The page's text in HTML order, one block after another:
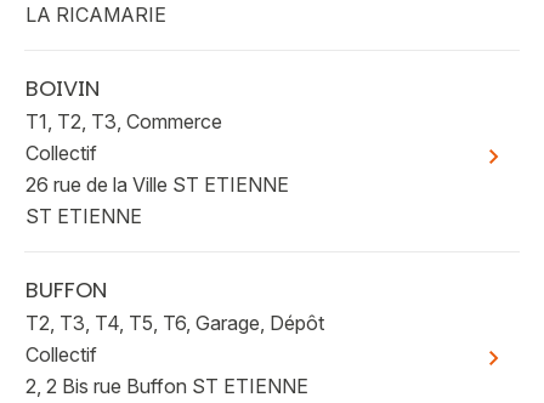
LA RICAMARIE
BOIVIN
T1, T2, T3, Commerce
Collectif
26 rue de la Ville ST ETIENNE
ST ETIENNE
Voir
BUFFON
T2, T3, T4, T5, T6, Garage, Dépôt
Collectif
2, 2 Bis rue Buffon ST ETIENNE
Voir